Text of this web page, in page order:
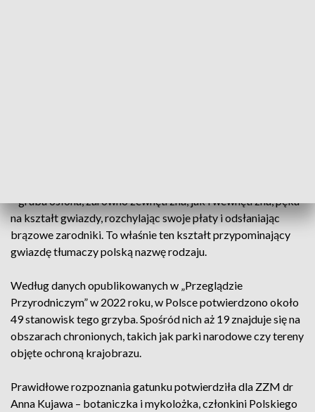
– gruba osłona, zarówno zewnętrzna, jak i wewnętrzna, pęka
na kształt gwiazdy, rozchylając swoje płaty i odsłaniając
brązowe zarodniki. To właśnie ten kształt przypominający
gwiazdę tłumaczy polską nazwę rodzaju.
Według danych opublikowanych w „Przeglądzie
Przyrodniczym” w 2022 roku, w Polsce potwierdzono około
49 stanowisk tego grzyba. Spośród nich aż 19 znajduje się na
obszarach chronionych, takich jak parki narodowe czy tereny
objęte ochroną krajobrazu.
Prawidłowe rozpoznania gatunku potwierdziła dla ZZM dr
Anna Kujawa – botaniczka i mykolożka, członkini Polskiego